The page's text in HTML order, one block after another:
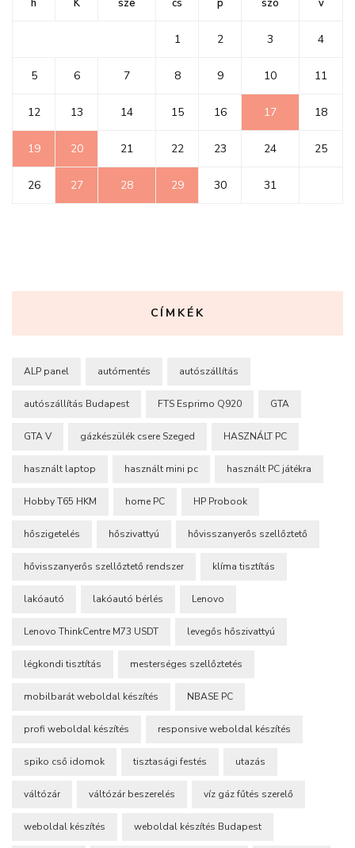
1 2 3 4
5 6 7 8 9 10 11
12 13 14 15 16 17 18
19 20 21 22 23 24 25
26 27 28 29 30 31
CÍMKÉK
ALP panel autómentés autószállítás
autószállítás Budapest FTS Esprimo Q920 GTA
GTA V gázkészülék csere Szeged HASZNÁLT PC
használt laptop használt mini pc használt PC játékra
Hobby T65 HKM home PC HP Probook
hőszigetelés hőszivattyú hővisszanyerős szellőztető
hővisszanyerős szellőztető rendszer klíma tisztítás
lakóautó lakóautó bérlés Lenovo
Lenovo ThinkCentre M73 USDT levegős hőszivattyú
légkondi tisztítás mesterséges szellőztetés
mobilbarát weboldal készítés NBASE PC
profi weboldal készítés responsive weboldal készítés
spiko cső idomok tisztasági festés utazás
váltózár váltózár beszerelés víz gáz fűtés szerelő
weboldal készítés weboldal készítés Budapest